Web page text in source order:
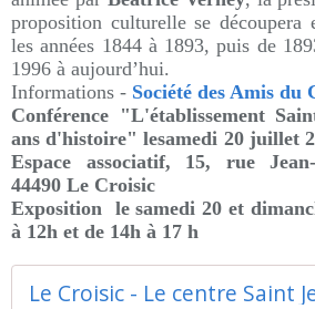
proposition culturelle se découpera
les années 1844 à 1893, puis de
1996 à aujourd’hui.
Informations - Société des Amis du
Conférence "L'établissement
ans d'histoire" lesamedi 20 juillet
Espace associatif, 15, rue Jean-
44490 Le Croisic
Exposition le samedi 20 et
à 12h et de 14h à 17 h